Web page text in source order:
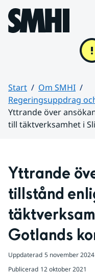
Hoppa till sidans innehåll
Start
Om SMHI
Regeringsuppdrag
Yttrande över
till täktverksamhet i
Yttrande
tillstånd
Gotlands
Uppdaterad 5 november 2024
Publicerad 12 oktober 2021